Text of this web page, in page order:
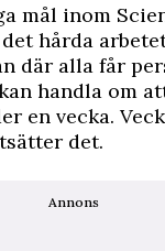
mål inom
hårda
där alla får
handla om
en vecka.
det.
Annons